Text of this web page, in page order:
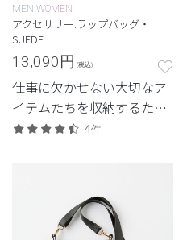
MEN WOMEN
アクセサリー:ラップバッグ・
SUEDE
13,090円 (税込)
仕事に欠かせない大切なア
イテムたちを収納するため
のクラシコオリジナルのラ
4件